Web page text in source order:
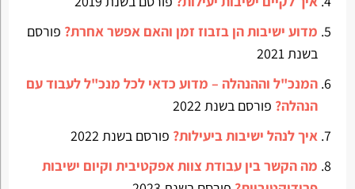
מדוע ישיבות הן בזבוז זמן והאם אפשר אחרת? פורסם
בשנת 2021
המנכ"ל וההנהלה – מדוע כדאי לכל מנכ"ל לעבוד עם
הנהלה? פורסם בשנת 2022
איך לנהל ישיבות ביעילות? פורסם בשנת 2022
מה הקשר בין עבודת צוות אפקטיבית וקיום ישיבות